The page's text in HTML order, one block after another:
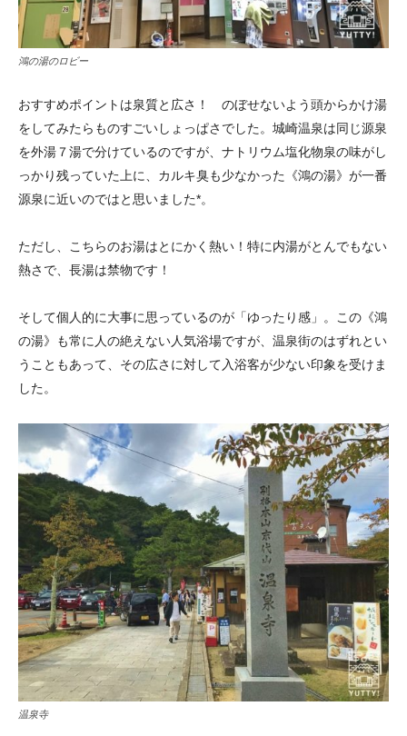
鴻の湯のロビー
おすすめポイントは泉質と広さ！ のぼせないよう頭からかけ湯
をしてみたらものすごいしょっぱさでした。城崎温泉は同じ源泉
を外湯７湯で分けているのですが、ナトリウム塩化物泉の味がし
っかり残っていた上に、カルキ臭も少なかった《鴻の湯》が一番
源泉に近いのではと思いました*。
ただし、こちらのお湯はとにかく熱い！特に内湯がとんでもない
熱さで、長湯は禁物です！
そして個人的に大事に思っているのが「ゆったり感」。この《鴻
の湯》も常に人の絶えない人気浴場ですが、温泉街のはずれとい
うこともあって、その広さに対して入浴客が少ない印象を受けま
した。
温泉寺